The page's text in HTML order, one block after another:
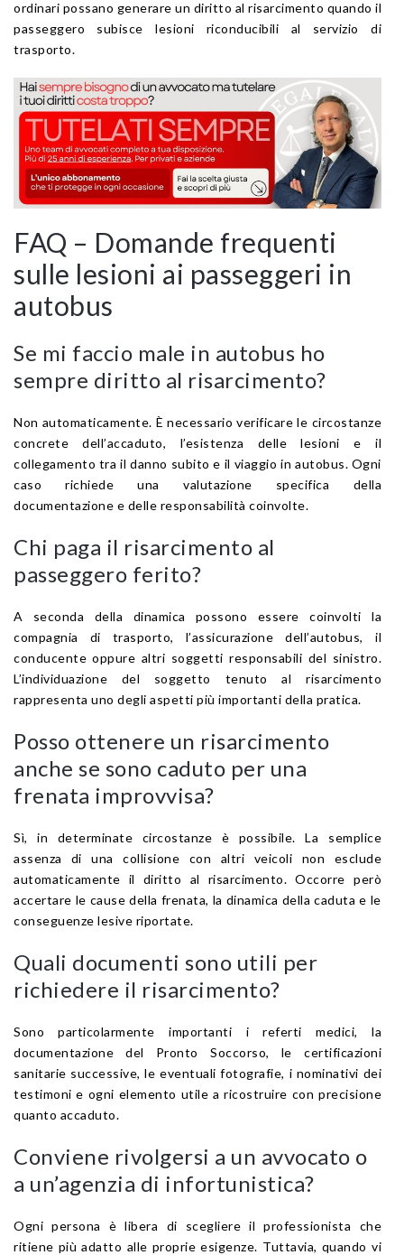
ordinari possano generare un diritto al risarcimento quando il
passeggero subisce lesioni riconducibili al servizio di
trasporto.
FAQ – Domande frequenti
sulle lesioni ai passeggeri in
autobus
Se mi faccio male in autobus ho
sempre diritto al risarcimento?
Non automaticamente. È necessario verificare le circostanze
concrete dell’accaduto, l’esistenza delle lesioni e il
collegamento tra il danno subito e il viaggio in autobus. Ogni
caso richiede una valutazione specifica della
documentazione e delle responsabilità coinvolte.
Chi paga il risarcimento al
passeggero ferito?
A seconda della dinamica possono essere coinvolti la
compagnia di trasporto, l’assicurazione dell’autobus, il
conducente oppure altri soggetti responsabili del sinistro.
L’individuazione del soggetto tenuto al risarcimento
rappresenta uno degli aspetti più importanti della pratica.
Posso ottenere un risarcimento
anche se sono caduto per una
frenata improvvisa?
Sì, in determinate circostanze è possibile. La semplice
assenza di una collisione con altri veicoli non esclude
automaticamente il diritto al risarcimento. Occorre però
accertare le cause della frenata, la dinamica della caduta e le
conseguenze lesive riportate.
Quali documenti sono utili per
richiedere il risarcimento?
Sono particolarmente importanti i referti medici, la
documentazione del Pronto Soccorso, le certificazioni
sanitarie successive, le eventuali fotografie, i nominativi dei
testimoni e ogni elemento utile a ricostruire con precisione
quanto accaduto.
Conviene rivolgersi a un avvocato o
a un’agenzia di infortunistica?
Ogni persona è libera di scegliere il professionista che
ritiene più adatto alle proprie esigenze. Tuttavia, quando vi